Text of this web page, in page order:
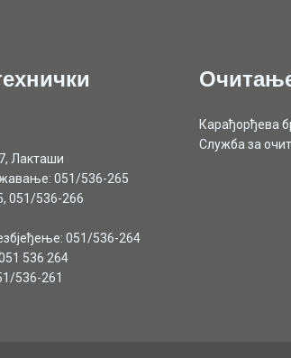
Лакташи
051/536-265
051/536-266
051/536-264
536 264
536-261
Карађорђева
Служба за